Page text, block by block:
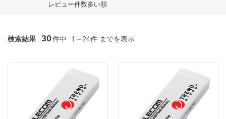
レビュー件数多い順
検索結果 30件中 1～24件 までを表示